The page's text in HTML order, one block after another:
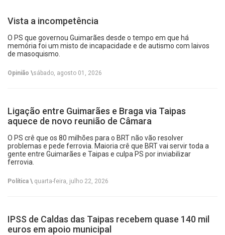
Vista a incompetência
O PS que governou Guimarães desde o tempo em que há
memória foi um misto de incapacidade e de autismo com laivos
de masoquismo.
Opinião \sábado, agosto 01, 2026
Ligação entre Guimarães e Braga via Taipas
aquece de novo reunião de Câmara
O PS crê que os 80 milhões para o BRT não vão resolver
problemas e pede ferrovia. Maioria crê que BRT vai servir toda a
gente entre Guimarães e Taipas e culpa PS por inviabilizar
ferrovia.
Política \ quarta-feira, julho 22, 2026
IPSS de Caldas das Taipas recebem quase 140 mil
euros em apoio municipal